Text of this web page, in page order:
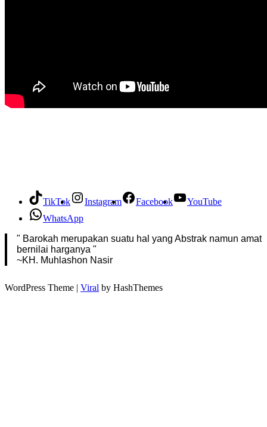
TikTok Instagram Facebook
YouTube
WhatsApp
" Barokah merupakan suatu hal yang Abstrak namun amat
bernilai harganya "
~KH. Muhlashon Nasir
WordPress Theme | Viral by HashThemes